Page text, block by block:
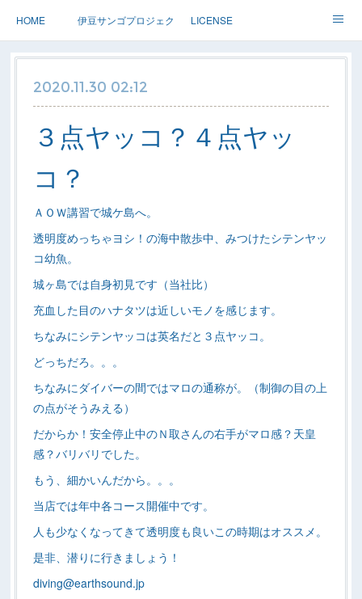
HOME 伊豆サンゴプロジェクト LICENSE
体験ダイブ 親子ダイブ ステップアップ ツアー情報
2020.11.30 02:12
３点ヤッコ？４点ヤッ
コ？
ＡＯＷ講習で城ケ島へ。
透明度めっちゃヨシ！の海中散歩中、みつけたシテンヤッ
コ幼魚。
城ヶ島では自身初見です（当社比）
充血した目のハナタツは近しいモノを感じます。
ちなみにシテンヤッコは英名だと３点ヤッコ。
どっちだろ。。。
ちなみにダイバーの間ではマロの通称が。（制御の目の上
の点がそうみえる）
だからか！安全停止中のＮ取さんの右手がマロ感？天皇
感？バリバリでした。
もう、細かいんだから。。。
当店では年中各コース開催中です。
人も少なくなってきて透明度も良いこの時期はオススメ。
是非、潜りに行きましょう！
diving@earthsound.jp